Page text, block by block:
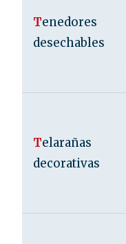
Tenedores
desechables
Telarañas
decorativas